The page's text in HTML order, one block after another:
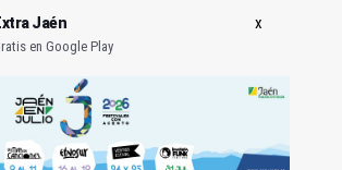
Jaén
en Google Play